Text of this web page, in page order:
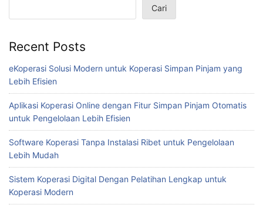
Cari
Recent Posts
eKoperasi Solusi Modern untuk Koperasi Simpan Pinjam yang
Lebih Efisien
Aplikasi Koperasi Online dengan Fitur Simpan Pinjam Otomatis
untuk Pengelolaan Lebih Efisien
Software Koperasi Tanpa Instalasi Ribet untuk Pengelolaan
Lebih Mudah
Sistem Koperasi Digital Dengan Pelatihan Lengkap untuk
Koperasi Modern